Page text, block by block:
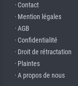
· Contact
· Mention légales
· AGB
· Confidentialité
· Droit de rétractation
· Plaintes
· A propos de nous